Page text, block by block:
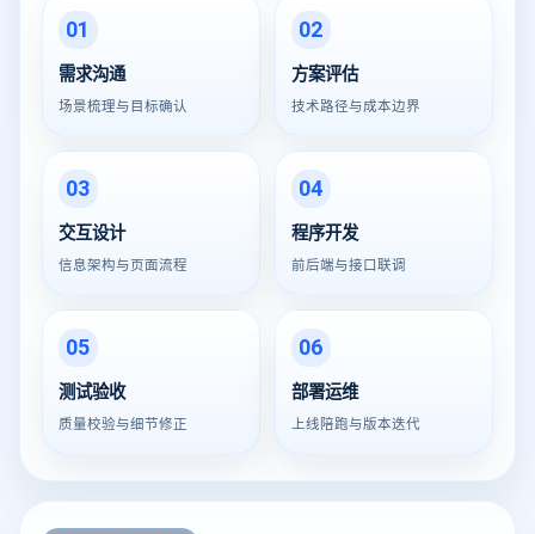
01
需求沟通
场景梳理与目标确认
02
方案评估
技术路径与成本边界
03
交互设计
信息架构与页面流程
04
程序开发
前后端与接口联调
05
测试验收
质量校验与细节修正
06
部署运维
上线陪跑与版本迭代